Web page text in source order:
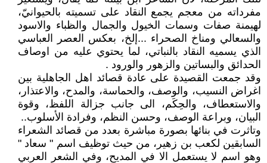
مفرداته من معجم يجمع النقاد على تسميته بالحيوانيّ،
لهيمنة صفات وسمات الخيول والجمال والظباء والاسود
والسعالي ومناخ الصحراء ...إلخ، بعكس العصر العباسي
الذي يسميه النقاد بالنباتي، لما يحتوي عليه من اوصاف
الحدائق والبساتين والزهور والورود .
وقد جمعت القصيدة على عادة قصائد اهل الجاهلية بين
اغراض النسيب، والوصف، والحماسة، والمدح، والاعتذار،
والاستعطاف، والحِكَم، الى جانب جزالة اللفظ، وقوة
البيان، وبراعة الوصف، وحسن النظم، وفرادة الأسلوب..
وتاثرت في بنائها بصورة مباشرة بعدد من قصائد الشعراء
السابقين لكعب بن زهير، من حيث توظيف اسم " سعاد "
وهو اسم لا يستعمل الا في المديح، وفي الشعر العربي